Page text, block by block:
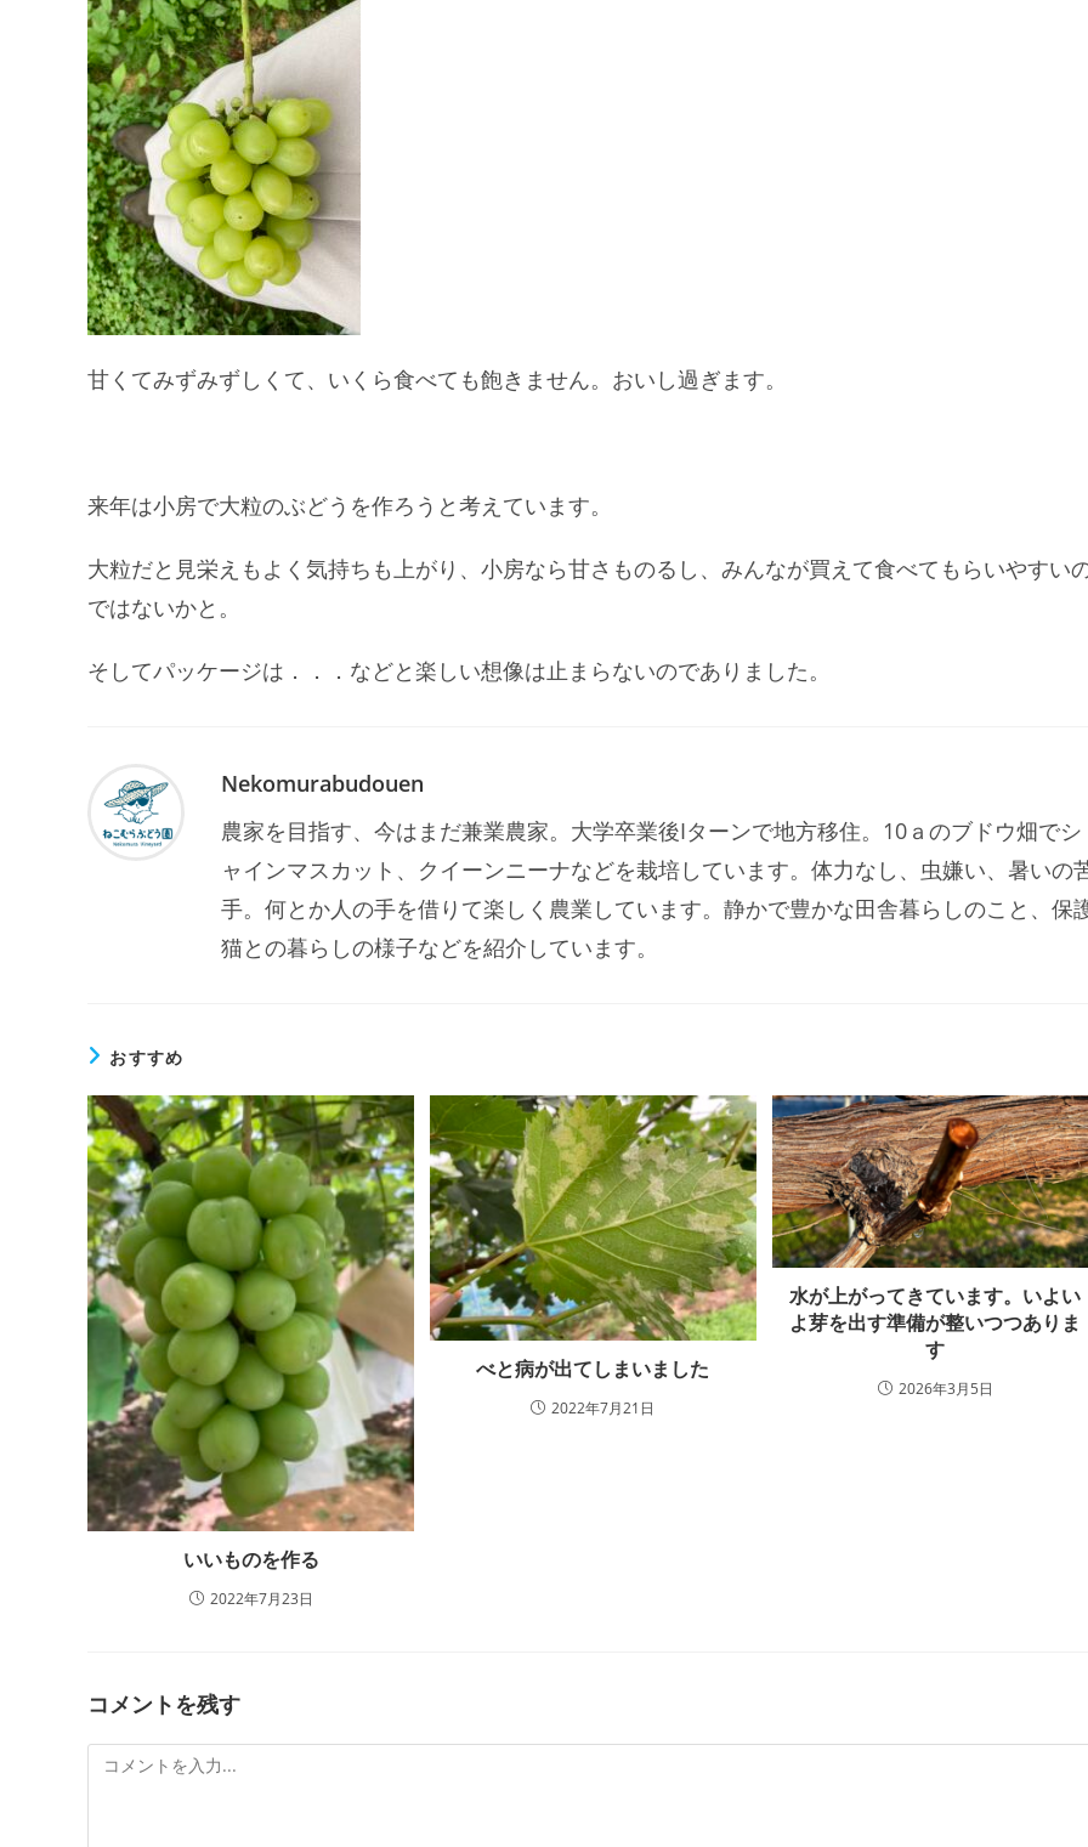
甘くてみずみずしくて、いくら食べても飽きません。おいし過ぎます。
来年は小房で大粒のぶどうを作ろうと考えています。
大粒だと見栄えもよく気持ちも上がり、小房なら甘さものるし、みんなが買えて食べてもらいやすい
ではないかと。
そしてパッケージは．．．などと楽しい想像は止まらないのでありました。
Nekomurabudouen
農家を目指す、今はまだ兼業農家。大学卒業後Iターンで地方移住。10ａのブドウ畑でシ
ャインマスカット、クイーンニーナなどを栽培しています。体力なし、虫嫌い、暑いの
手。何とか人の手を借りて楽しく農業しています。静かで豊かな田舎暮らしのこと、保
猫との暮らしの様子などを紹介しています。
おすすめ
いいものを作る
2022年7月23日
べと病が出てしまいました
2022年7月21日
水が上がってきています。いよい
よ芽を出す準備が整いつつありま
す
2026年3月5日
コメントを残す